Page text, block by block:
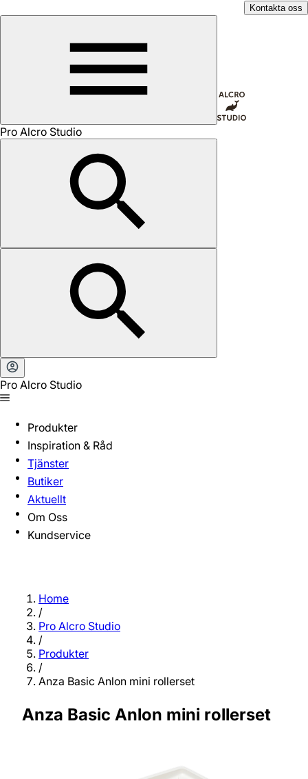
Kontakta oss
Pro Alcro Studio
Pro Alcro Studio
Produkter
Inspiration & Råd
Tjänster
Butiker
Aktuellt
Om Oss
Kundservice
Home
/
Pro Alcro Studio
/
Produkter
/
Anza Basic Anlon mini rollerset
Anza Basic Anlon mini rollerset